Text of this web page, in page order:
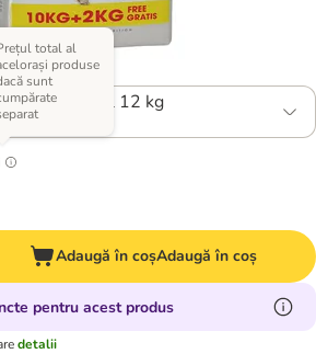
kg) Total 12 kg
total al
produse
sunt
Adaugă în coșAdaugă în coș
pentru acest produs
detalii